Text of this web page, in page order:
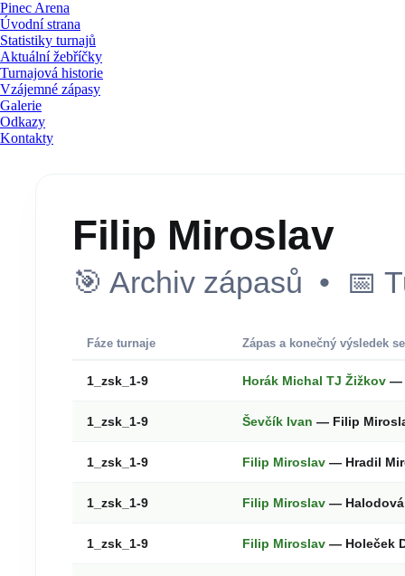
Pinec Arena
Úvodní strana
Statistiky turnajů
Aktuální žebříčky
Turnajová historie
Vzájemné zápasy
Galerie
Odkazy
Kontakty
Filip Miroslav
🎯 Archiv zápasů • 📅
Fáze turnaje Zápas a konečný výsledek
1_zsk_1-9 Horák Michal TJ Žižkov —
1_zsk_1-9 Ševčík Ivan — Filip
1_zsk_1-9 Filip Miroslav — Hradil
1_zsk_1-9 Filip Miroslav —
1_zsk_1-9 Filip Miroslav — Holeček